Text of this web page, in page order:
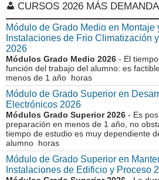
CURSOS 2026 MÁS
Módulo de Grado Medio en Montaje
Instalaciones de Frio Climatización
2026
Módulos Grado Medio 2026 - El
función del trabajo del alumno: es
menos de 1 año horas
Módulo de Grado Superior en
Electrónicos 2026
Módulos Grado Superior 2026 - Es
preparación en menos de 1 año, no
tiempo de estudio es muy dependiente
alumno horas
Módulo de Grado Superior en
Instalaciones de Edificio y Proceso